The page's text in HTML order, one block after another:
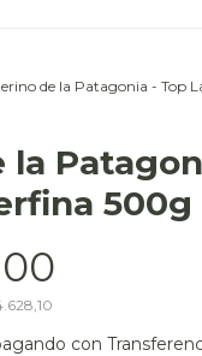
de la Patagonia - Top
la
500g
con